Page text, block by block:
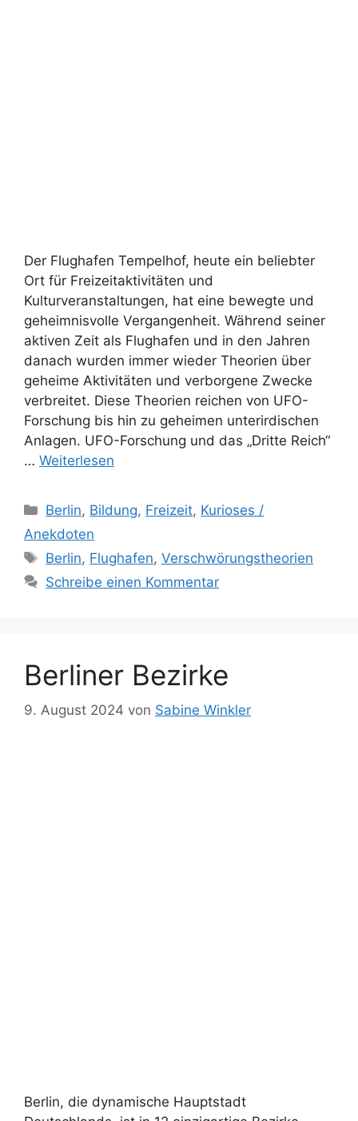
Der Flughafen Tempelhof, heute ein beliebter
Ort für Freizeitaktivitäten und
Kulturveranstaltungen, hat eine bewegte und
geheimnisvolle Vergangenheit. Während seiner
aktiven Zeit als Flughafen und in den Jahren
danach wurden immer wieder Theorien über
geheime Aktivitäten und verborgene Zwecke
verbreitet. Diese Theorien reichen von UFO-
Forschung bis hin zu geheimen unterirdischen
Anlagen. UFO-Forschung und das „Dritte Reich“
… Weiterlesen
Kategorien
Berlin, Bildung, Freizeit, Kurioses /
Anekdoten
Schlagwörter
Berlin, Flughafen,Verschwörungstheorien
Schreibe einen Kommentar
Berliner Bezirke
9. August 2024 von Sabine Winkler
Berlin, die dynamische Hauptstadt